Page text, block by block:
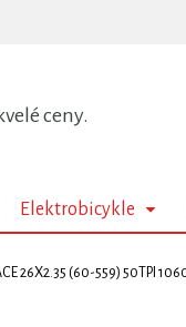
ceny.
Elektrobicykle
26X2.35 (60-559) 50TPI